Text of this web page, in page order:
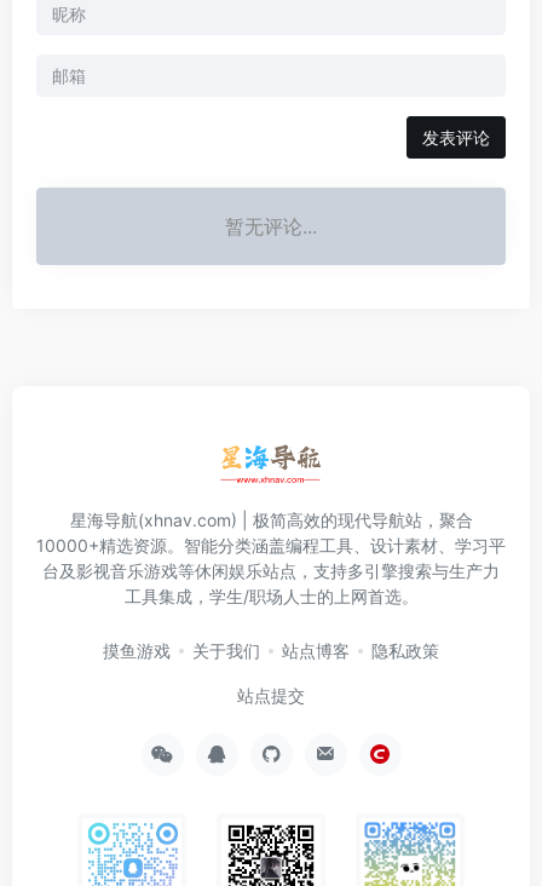
发表评论
暂无评论...
星海导航(xhnav.com) | 极简高效的现代导航站，聚合
10000+精选资源。智能分类涵盖编程工具、设计素材、学习平
台及影视音乐游戏等休闲娱乐站点，支持多引擎搜索与生产力
工具集成，学生/职场人士的上网首选。
摸鱼游戏 关于我们 站点博客 隐私政策
站点提交